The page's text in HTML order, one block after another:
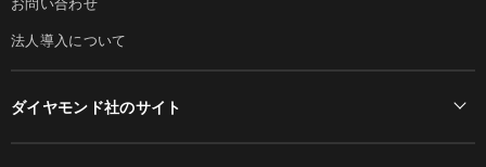
法人導入について
ダイヤモンド社のサイト